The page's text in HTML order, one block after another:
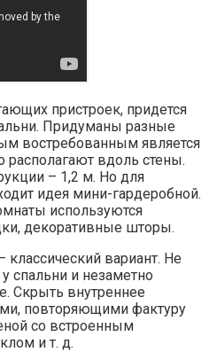
пристроек, придется
Придуманы разные
востребованным является
располагают вдоль стены.
– 1,2 м. Но для
идея мини-гардеробной.
используются
декоративные шторы.
вариант. Не
спальни и незаметно
Скрыть внутреннее
повторяющими фактуру
со встроенным
и т. д.